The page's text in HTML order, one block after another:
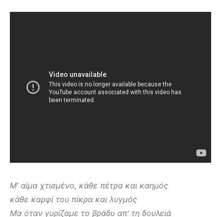
Μ’ αίμα χτισμένο, κάθε πέτρα και καημός
κάθε καρφί του πίκρα και λυγμός
Μα όταν γυρίζαμε το βράδυ απ’ τη δουλειά